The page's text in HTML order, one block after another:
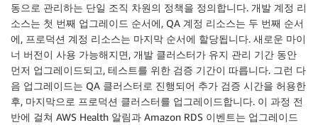
동으로 관리하는 단일 조직 차원의 정책을 정의합니다. 개발 계정 리
소스는 첫 번째 업그레이드 순서에, QA 계정 리소스는 두 번째 순서
에, 프로덕션 계정 리소스는 마지막 순서에 할당됩니다. 새로운 마이
너 버전이 사용 가능해지면, 개발 클러스터가 유지 관리 기간 동안
먼저 업그레이드되고, 테스트를 위한 검증 기간이 따릅니다. 그런 다
음 업그레이드는 QA 클러스터로 진행되어 추가 검증 시간을 허용한
후, 마지막으로 프로덕션 클러스터를 업그레이드합니다. 이 과정 전
반에 걸쳐 AWS Health 알림과 Amazon RDS 이벤트는 업그레이드